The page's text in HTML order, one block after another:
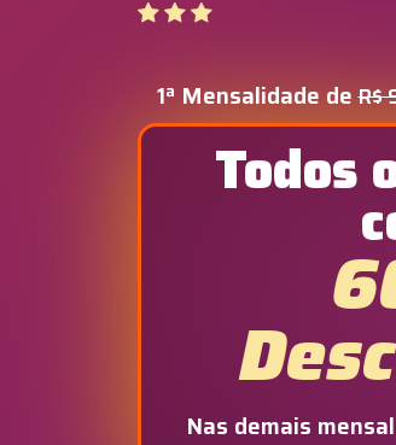
1ª Mensalidade deR$
Todos
Nas demais